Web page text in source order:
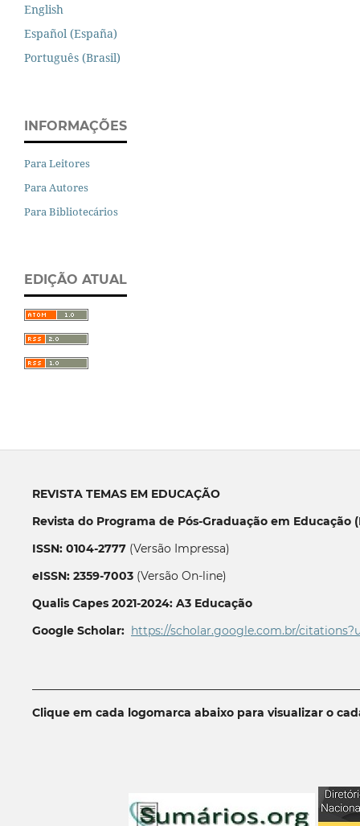
English
Español (España)
Português (Brasil)
INFORMAÇÕES
Para Leitores
Para Autores
Para Bibliotecários
EDIÇÃO ATUAL
REVISTA TEMAS EM EDUCAÇÃO
Revista do Programa de Pós-Graduação em Educação
ISSN: 0104-2777(Versão Impressa)
eISSN: 2359-7003(Versão On-line)
Qualis Capes 2021-2024: A3 Educação
Google Scholar: https://scholar.google.com.br/
Clique em cada logomarca abaixo para visualizar o